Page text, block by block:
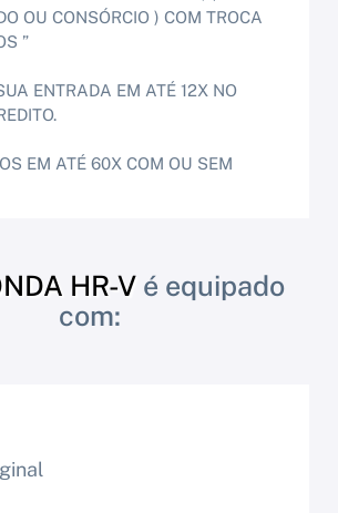
OU CONSÓRCIO ) COM TROCA
”
ENTRADA EM ATÉ 12X NO
EM ATÉ 60X COM OU SEM
HR-Vé equipado
com: